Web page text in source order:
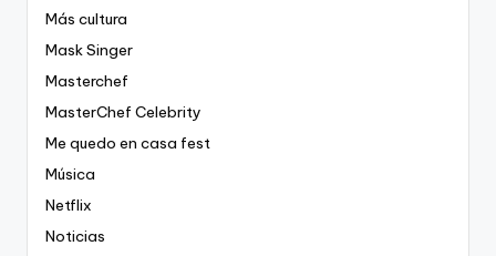
Más cultura
Mask Singer
Masterchef
MasterChef Celebrity
Me quedo en casa fest
Música
Netflix
Noticias